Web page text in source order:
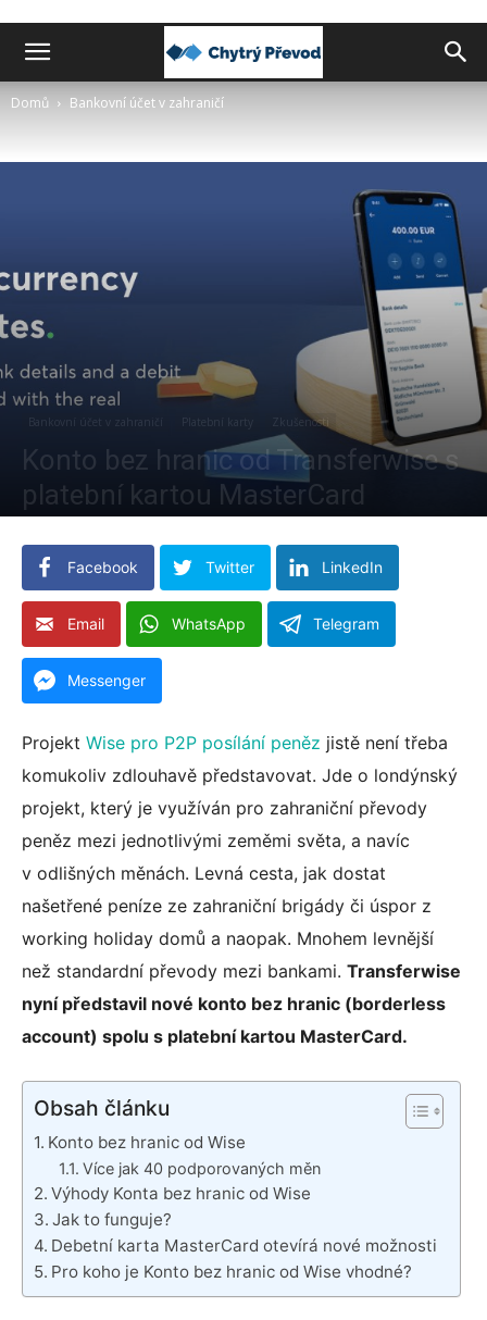
Chytrý
do
zahraničí
Domů Bankovní účet v zahraničí
Bankovní účet v zahraničí Zkušenosti
Konto bez hranic od Transferwise s
platební kartou MasterCard
Facebook Twitter LinkedIn
Email WhatsApp Telegram
Messenger
Projekt Wise pro P2P posílání peněz jistě není třeba
komukoliv zdlouhavě představovat. Jde o londýnský
projekt, který je využíván pro zahraniční převody
peněz mezi jednotlivými zeměmi světa, a navíc
v odlišných měnách. Levná cesta, jak dostat
našetřené peníze ze zahraniční brigády či úspor z
working holiday domů a naopak. Mnohem levnější
než standardní převody mezi bankami. Transferwise
nyní představil nové konto bez hranic (borderless
account) spolu s platební kartou MasterCard.
Obsah článku
Konto bez hranic od Wise
Více jak 40 podporovaných měn
Výhody Konta bez hranic od Wise
Jak to funguje?
Debetní karta MasterCard otevírá nové možnosti
Pro koho je Konto bez hranic od Wise vhodné?